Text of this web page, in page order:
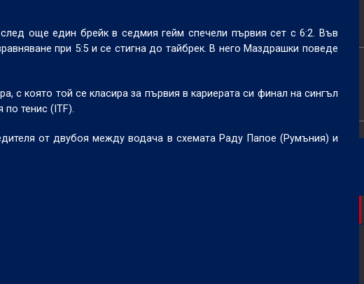
още един брейк в седмия гейм спечели първия сет с 6:2. Във
при 5:5 и се стигна до тайбрек. В него Маздрашки поведе
с която той се класира за първия в кариерата си финал на сингъл
тенис (ITF).
от двубоя между водача в схемата Раду Папое (Румъния) и